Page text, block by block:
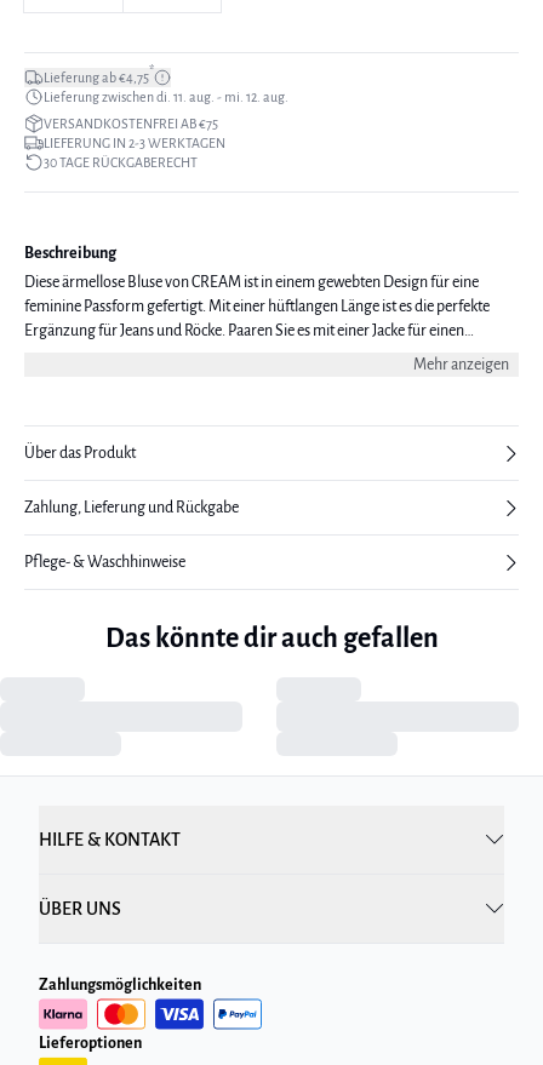
Lieferung ab €4,75*
Lieferung zwischen di. 11. aug. - mi. 12. aug.
VERSANDKOSTENFREI AB €75
LIEFERUNG IN 2-3 WERKTAGEN
30 TAGE RÜCKGABERECHT
Beschreibung
Diese ärmellose Bluse von CREAM ist in einem gewebten Design für eine
feminine Passform gefertigt. Mit einer hüftlangen Länge ist es die perfekte
Ergänzung für Jeans und Röcke. Paaren Sie es mit einer Jacke für einen
Mehr anzeigen
Über das Produkt
Zahlung, Lieferung und Rückgabe
Pflege- & Waschhinweise
Das könnte dir auch gefallen
HILFE & KONTAKT
ÜBER UNS
Zahlungsmöglichkeiten
Lieferoptionen